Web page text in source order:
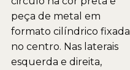
peça de metal em
formato cilíndrico fixada
no centro. Nas laterais
esquerda e direita,